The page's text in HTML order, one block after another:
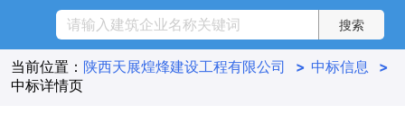
当前位置： 陕西天展煌烽建设工程有限公司 > 中标信息
>
中标详情页